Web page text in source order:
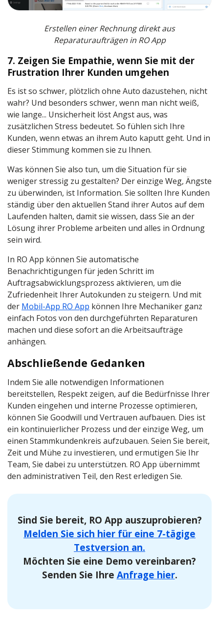
Erstellen einer Rechnung direkt aus
Reparaturaufträgen in RO App
7. Zeigen Sie Empathie, wenn Sie mit der
Frustration Ihrer Kunden umgehen
Es ist so schwer, plötzlich ohne Auto dazustehen, nicht
wahr? Und besonders schwer, wenn man nicht weiß,
wie lange... Unsicherheit löst Angst aus, was
zusätzlichen Stress bedeutet. So fühlen sich Ihre
Kunden, wenn etwas an ihrem Auto kaputt geht. Und in
dieser Stimmung kommen sie zu Ihnen.
Was können Sie also tun, um die Situation für sie
weniger stressig zu gestalten? Der einzige Weg, Ängste
zu überwinden, ist Information. Sie sollten Ihre Kunden
ständig über den aktuellen Stand ihrer Autos auf dem
Laufenden halten, damit sie wissen, dass Sie an der
Lösung ihrer Probleme arbeiten und alles in Ordnung
sein wird.
In RO App können Sie automatische
Benachrichtigungen für jeden Schritt im
Auftragsabwicklungsprozess aktivieren, um die
Zufriedenheit Ihrer Autokunden zu steigern. Und mit
der Mobil-App RO App können Ihre Mechaniker ganz
einfach Fotos von den durchgeführten Reparaturen
machen und diese sofort an die Arbeitsaufträge
anhängen.
Abschließende Gedanken
Indem Sie alle notwendigen Informationen
bereitstellen, Respekt zeigen, auf die Bedürfnisse Ihrer
Kunden eingehen und interne Prozesse optimieren,
können Sie Goodwill und Vertrauen aufbauen. Dies ist
ein kontinuierlicher Prozess und der einzige Weg, um
einen Stammkundenkreis aufzubauen. Seien Sie bereit,
Zeit und Mühe zu investieren, und ermutigen Sie Ihr
Team, Sie dabei zu unterstützen. RO App übernimmt
den administrativen Teil, den Rest erledigen Sie.
Sind Sie bereit, RO App auszuprobieren?
Melden Sie sich hier für eine 7-tägige
Testversion an.
Möchten Sie eine Demo vereinbaren?
Senden Sie Ihre Anfrage hier.